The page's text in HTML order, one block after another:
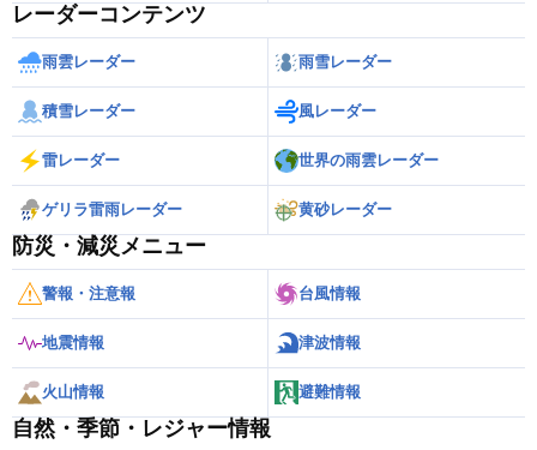
レーダーコンテンツ
雨雲レーダー 雨雪レーダー
積雪レーダー 風レーダー
雷レーダー 世界の雨雲レーダー
ゲリラ雷雨レーダー 黄砂レーダー
防災・減災メニュー
警報・注意報 台風情報
地震情報 津波情報
火山情報 避難情報
自然・季節・レジャー情報